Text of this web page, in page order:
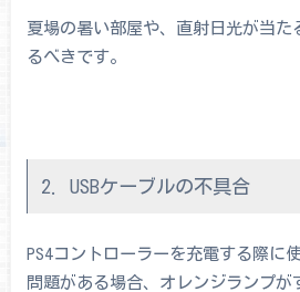
夏場の暑い部屋や、直射日光が当た
るべきです。
2. USBケーブルの不具合
PS4コントローラーを充電する際に
問題がある場合、オレンジランプが